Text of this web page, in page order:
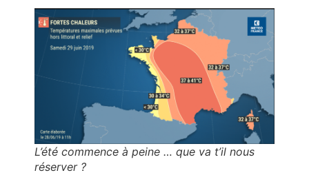
L’été commence à peine … que va t’il nous
réserver ?